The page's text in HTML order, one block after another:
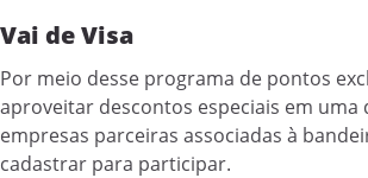
Vai de Visa
Por meio desse programa de pontos
aproveitar descontos especiais em uma
empresas parceiras associadas à
cadastrar para participar.